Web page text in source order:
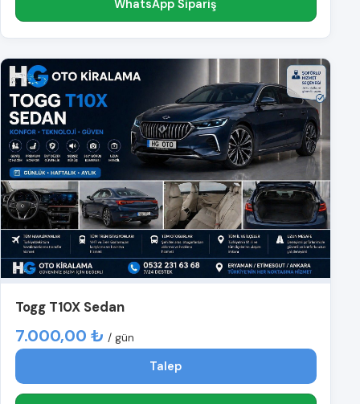
WhatsApp Sipariş
Togg T10X Sedan
7.000,00 ₺ / gün
Talep